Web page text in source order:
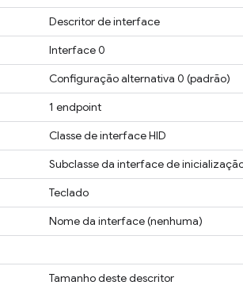
Descritor de interface
Interface 0
Configuração alternativa 0 (padrão)
1 endpoint
Classe de interface HID
Subclasse da interface de
Teclado
Nome da interface (nenhuma)
Tamanho deste descritor